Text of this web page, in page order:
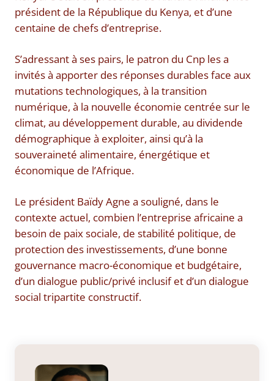
président de la République du Kenya, et d’une
centaine de chefs d’entreprise.
S’adressant à ses pairs, le patron du Cnp les a
invités à apporter des réponses durables face aux
mutations technologiques, à la transition
numérique, à la nouvelle économie centrée sur le
climat, au développement durable, au dividende
démographique à exploiter, ainsi qu’à la
souveraineté alimentaire, énergétique et
économique de l’Afrique.
Le président Baïdy Agne a souligné, dans le
contexte actuel, combien l’entreprise africaine a
besoin de paix sociale, de stabilité politique, de
protection des investissements, d’une bonne
gouvernance macro-économique et budgétaire,
d’un dialogue public/privé inclusif et d’un dialogue
social tripartite constructif.